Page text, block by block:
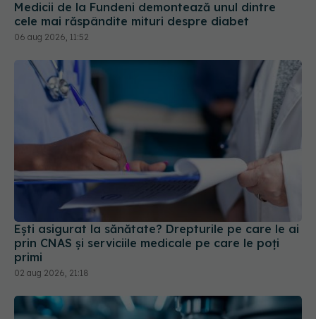
06 aug 2026, 11:52
Ești asigurat la sănătate? Drepturile pe care le ai
prin CNAS și serviciile medicale pe care le poți
primi
02 aug 2026, 21:18